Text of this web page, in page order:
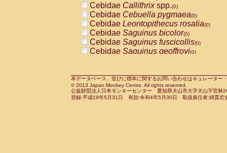
CercopithecidaeCercocebus agilis
CercopithecidaeCercocebus
CercopithecidaeCercocebus
CercopithecidaeCercocebus
CercopithecidaeCercocebus
CercopithecidaeCercocebushybrid
CercopithecidaePapio anubis(0)
CercopithecidaePapio cynocephalus
CercopithecidaePapio hamadryas(0)
Cebidae Callithrixspp.(0)
Cebidae Cebuella pygmaea(0)
Cebidae Leontopithecus rosalia(0)
Cebidae Saguinus bicolor(0)
Cebidae Saguinus fuscicollis(0)
Cebidae Saguinus geoffroyi(0)
CebidaeSaguinus leucopus(0)
CebidaeSaguinus midas(0)
Cebidae Saguinus mystax(0)
本データベース、並びに標本に関するお問い合わせはキュレータ
© 2013 Japan Monkey Centre. All rights reserved.
公益財団法人日本モンキーセンター 愛知県犬山市大字犬山字官
登録:平成19年5月31日 有効:令和4年5月30日 取扱責任者:綿貫宏